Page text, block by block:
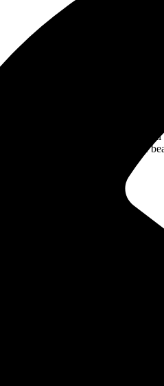
Einige von ihnen sind
Cookies zulassen möchten. Bitte